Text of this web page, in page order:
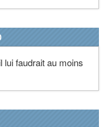
lui faudrait au moins